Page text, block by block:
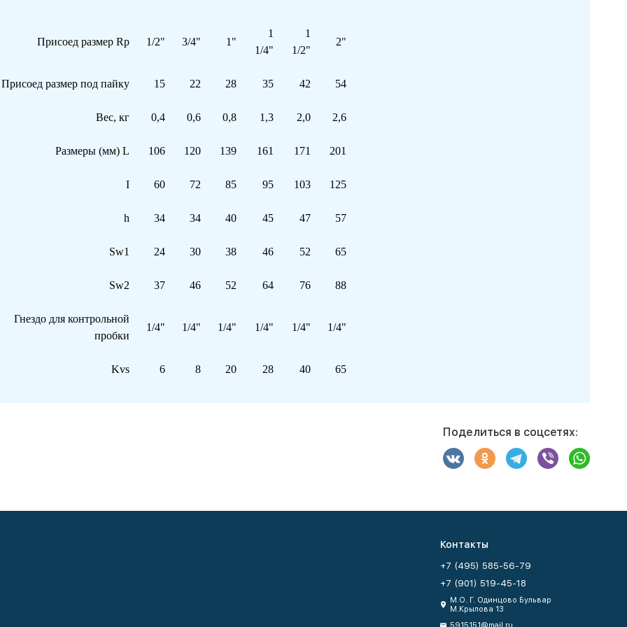
Присоед размер Rp 1/2" 3/4" 1"
1
1/4"
1
1/2"
2"
Присоед размер под пайку 15 22 28 35 42 54
Вес, кг 0,4 0,6 0,8 1,3 2,0 2,6
Размеры (мм) L 106 120 139 161 171 201
I 60 72 85 95 103 125
h 34 34 40 45 47 57
Sw1 24 30 38 46 52 65
Sw2 37 46 52 64 76 88
Гнездо для контрольной
пробки
1/4" 1/4" 1/4" 1/4" 1/4" 1/4"
Kvs 6 8 20 28 40 65
Поделиться в соцсетях:
Контакты
+7 (495) 585-56-79
+7 (901) 519-45-18
М.О. Г. Одинцово Бульвар
М.Крылова 13